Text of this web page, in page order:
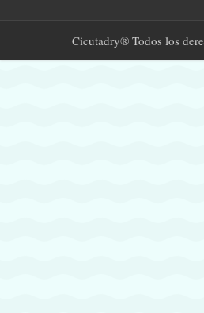
Cicutadry® Todos los